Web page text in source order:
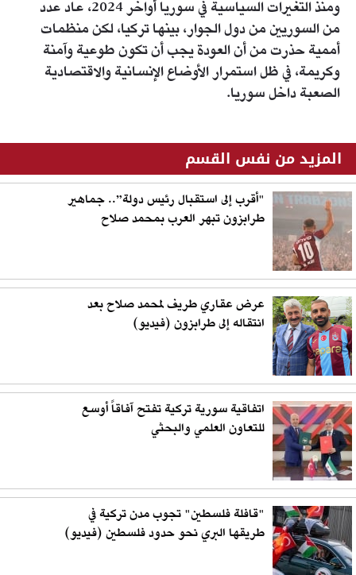
ومنذ التغيرات السياسية في سوريا أواخر 2024، عاد عدد
من السوريين من دول الجوار، بينها تركيا، لكن منظمات
أممية حذرت من أن العودة يجب أن تكون طوعية وآمنة
وكريمة، في ظل استمرار الأوضاع الإنسانية والاقتصادية
الصعبة داخل سوريا.
المزيد من نفس القسم
"أقرب إلى استقبال رئيس دولة”.. جماهير
طرابزون تبهر العرب بمحمد صلاح
عرض عقاري طريف لمحمد صلاح بعد
انتقاله إلى طرابزون (فيديو)
اتفاقية سورية تركية تفتح آفاقاً أوسع
للتعاون العلمي والبحثي
"قافلة فلسطين" تجوب مدن تركية في
طريقها البري نحو حدود فلسطين (فيديو)